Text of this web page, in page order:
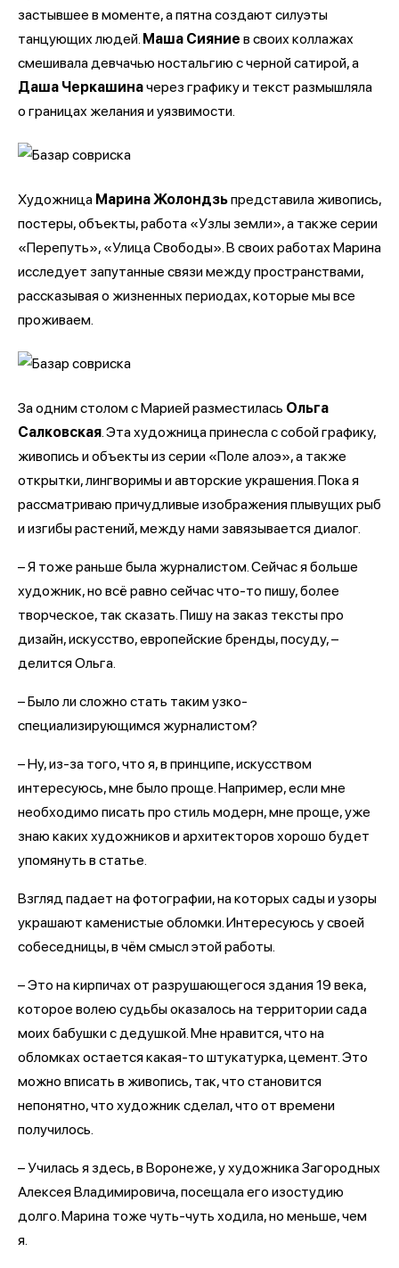
застывшее в моменте, а пятна создают силуэты
танцующих людей. Маша Сияние в своих коллажах
смешивала девчачью ностальгию с черной сатирой, а
Даша Черкашиначерез графику и текст размышляла
о границах желания и уязвимости.
Художница Марина Жолондзьпредставила живопись,
постеры, объекты, работа «Узлы земли», а также серии
«Перепуть», «Улица Свободы». В своих работах Марина
исследует запутанные связи между пространствами,
рассказывая о жизненных периодах, которые мы все
проживаем.
За одним столом с Марией разместилась Ольга
Салковская . Эта художница принесла с собой графику,
живопись и объекты из серии «Поле алоэ», а также
открытки, лингворимы и авторские украшения. Пока я
рассматриваю причудливые изображения плывущих рыб
и изгибы растений, между нами завязывается диалог.
– Я тоже раньше была журналистом. Сейчас я больше
художник, но всё равно сейчас что-то пишу, более
творческое, так сказать. Пишу на заказ тексты про
дизайн, искусство, европейские бренды, посуду, –
делится Ольга.
– Было ли сложно стать таким узко-
специализирующимся журналистом?
– Ну, из-за того, что я, в принципе, искусством
интересуюсь, мне было проще. Например, если мне
необходимо писать про стиль модерн, мне проще, уже
знаю каких художников и архитекторов хорошо будет
упомянуть в статье.
Взгляд падает на фотографии, на которых сады и узоры
украшают каменистые обломки. Интересуюсь у своей
собеседницы, в чём смысл этой работы.
– Это на кирпичах от разрушающегося здания 19 века,
которое волею судьбы оказалось на территории сада
моих бабушки с дедушкой. Мне нравится, что на
обломках остается какая-то штукатурка, цемент. Это
можно вписать в живопись, так, что становится
непонятно, что художник сделал, что от времени
получилось.
– Училась я здесь, в Воронеже, у художника Загородных
Алексея Владимировича, посещала его изостудию
долго. Марина тоже чуть-чуть ходила, но меньше, чем
я.